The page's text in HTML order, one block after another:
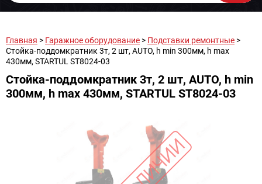
Главная > Гаражное оборудование > Подставки ремонтные >
Стойка-поддомкратник 3т, 2 шт, AUTO, h min 300мм, h max
430мм, STARTUL ST8024-03
Стойка-поддомкратник 3т, 2 шт, AUTO, h min
300мм, h max 430мм, STARTUL ST8024-03